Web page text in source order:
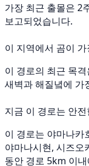
가장 최근 출몰은 2
보고되었습니다.
이 지역에서 곰이
이 경로의 최근 목
새벽과 해질녘에 가
지금 이 경로는 안
이 경로는 야마나카
야마나시현, 시즈오
동안 경로 5km 이